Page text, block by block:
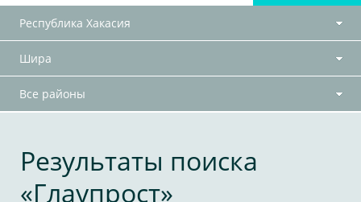
Республика Хакасия
Шира
Все районы
Результаты поиска
«Глаупрост»